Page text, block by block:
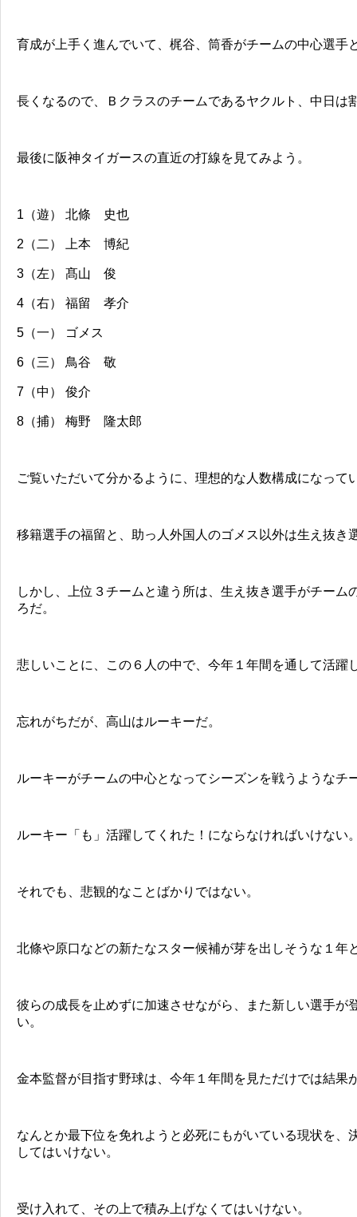
育成が上手く進んでいて、梶谷、筒香がチームの中心選手
長くなるので、Ｂクラスのチームであるヤクルト、中日は
最後に阪神タイガースの直近の打線を見てみよう。
1（遊） 北條 史也
2（二） 上本 博紀
3（左） 髙山 俊
4（右） 福留 孝介
5（一） ゴメス
6（三） 鳥谷 敬
7（中） 俊介
8（捕） 梅野 隆太郎
ご覧いただいて分かるように、理想的な人数構成になって
移籍選手の福留と、助っ人外国人のゴメス以外は生え抜き
しかし、上位３チームと違う所は、生え抜き選手がチーム
ろだ。
悲しいことに、この６人の中で、今年１年間を通して活躍
忘れがちだが、高山はルーキーだ。
ルーキーがチームの中心となってシーズンを戦うようなチ
ルーキー「も」活躍してくれた！にならなければいけない
それでも、悲観的なことばかりではない。
北條や原口などの新たなスター候補が芽を出しそうな１年
彼らの成長を止めずに加速させながら、また新しい選手が
い。
金本監督が目指す野球は、今年１年間を見ただけでは結果
なんとか最下位を免れようと必死にもがいている現状を、
してはいけない。
受け入れて、その上で積み上げなくてはいけない。